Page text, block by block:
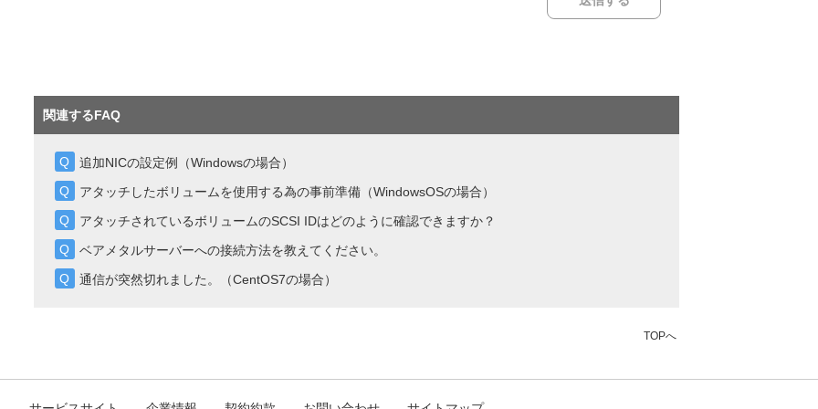
関連するFAQ
追加NICの設定例（Windowsの場合）
アタッチしたボリュームを使用する為の事前準備（WindowsOSの場合）
アタッチされているボリュームのSCSI IDはどのように確認できますか？
ベアメタルサーバーへの接続方法を教えてください。
通信が突然切れました。（CentOS7の場合）
TOPへ